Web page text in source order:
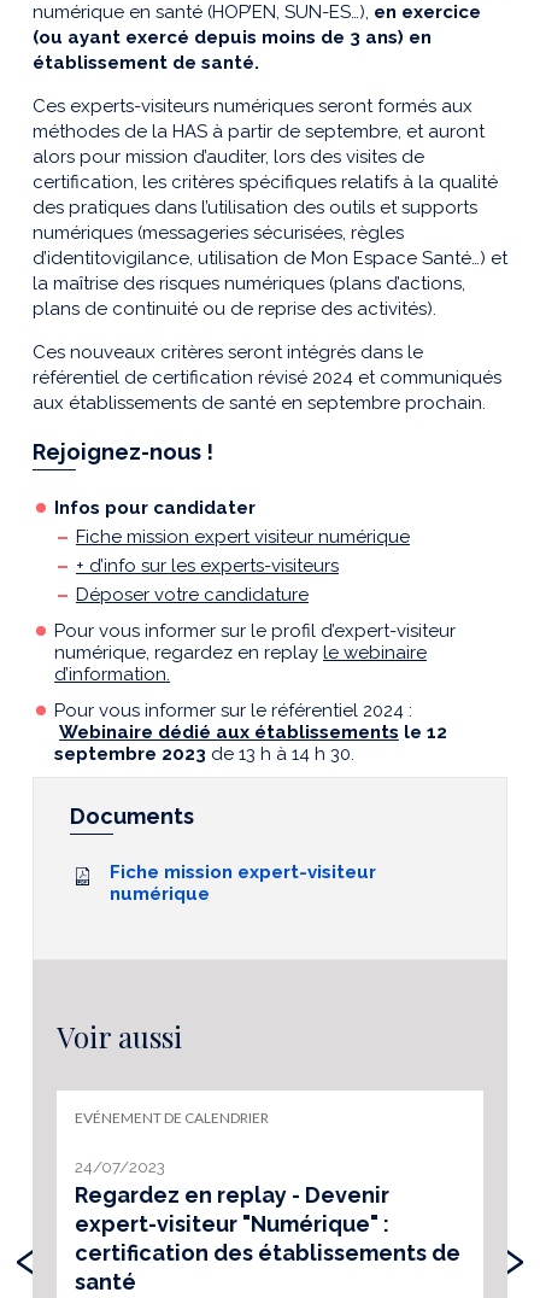
numérique en santé (HOP’EN, SUN-ES…), en exercice
(ou ayant exercé depuis moins de 3 ans) en
établissement de santé.
Ces experts-visiteurs numériques seront formés aux
méthodes de la HAS à partir de septembre, et auront
alors pour mission d’auditer, lors des visites de
certification, les critères spécifiques relatifs à la qualité
des pratiques dans l’utilisation des outils et supports
numériques (messageries sécurisées, règles
d’identitovigilance, utilisation de Mon Espace Santé…) et
la maîtrise des risques numériques (plans d’actions,
plans de continuité ou de reprise des activités).
Ces nouveaux critères seront intégrés dans le
référentiel de certification révisé 2024 et communiqués
aux établissements de santé en septembre prochain.
Rejoignez-nous !
Infos pour candidater
Fiche mission expert visiteur numérique
+ d’info sur les experts-visiteurs
Déposer votre candidature
Pour vous informer sur le profil d’expert-visiteur
numérique, regardez en replay le webinaire
d’information.
Pour vous informer sur le référentiel 2024 :
Webinaire dédié aux établissements le 12
septembre 2023 de 13 h à 14 h 30.
Documents
Fiche mission expert-visiteur
numérique
Voir aussi
EVÉNEMENT DE CALENDRIER
24/07/2023
Regardez en replay - Devenir
expert-visiteur "Numérique" :
certification des établissements de
santé
‹ ›